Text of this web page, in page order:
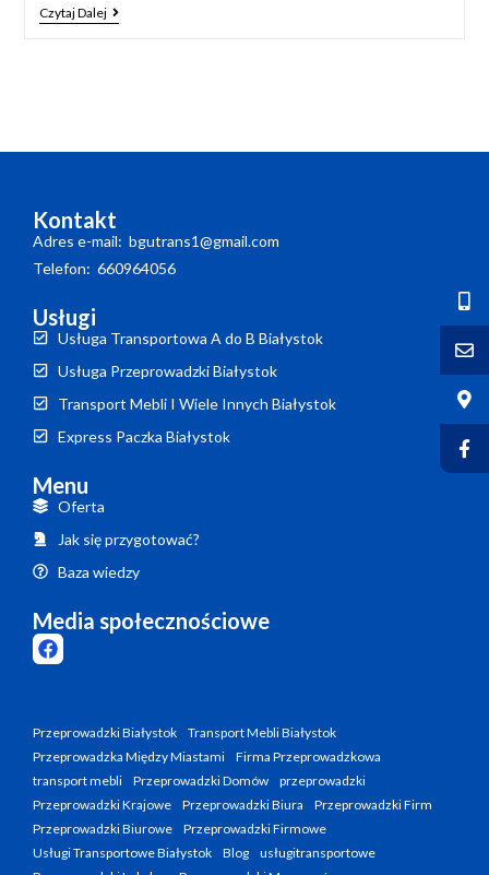
Czytaj Dalej
Kontakt
Adres e-mail: bgutrans1@gmail.com
Telefon: 660964056
Usługi
Usługa Transportowa A do B Białystok
Usługa Przeprowadzki Białystok
Transport Mebli I Wiele Innych Białystok
Express Paczka Białystok
Menu
Oferta
Jak się przygotować?
Baza wiedzy
Media społecznościowe
Przeprowadzki Białystok
Transport Mebli Białystok
Przeprowadzka Między Miastami
Firma Przeprowadzkowa
transport mebli
Przeprowadzki Domów
przeprowadzki
Przeprowadzki Krajowe
Przeprowadzki Biura
Przeprowadzki Firm
Przeprowadzki Biurowe
Przeprowadzki Firmowe
Usługi Transportowe Białystok
Blog
usługitransportowe